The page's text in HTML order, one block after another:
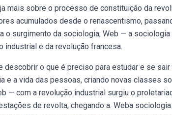
mais sobre o processo de constituição da
acumulados desde o renascentismo,
o surgimento da sociologia; Web — a sociologia
industrial e da revolução francesa.
o que é preciso para estudar e se sair
e a vida das pessoas, criando novas classes
— com a revolução industrial surgiu o
de revolta, chegando a. Weba